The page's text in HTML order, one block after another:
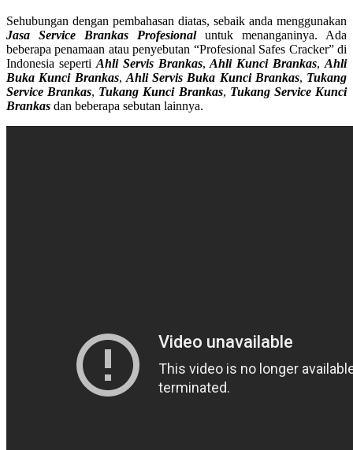
Sehubungan dengan pembahasan diatas, sebaik anda menggunakan
Jasa Service Brankas Profesionaluntuk menanganinya. Ada
beberapa penamaan atau penyebutan “Profesional Safes Cracker” di
Indonesia seperti Ahli Servis Brankas,Ahli Kunci Brankas, Ahli
Buka Kunci Brankas, Ahli Servis Buka Kunci Brankas, Tukang
Service Brankas, Tukang Kunci Brankas, Tukang Service Kunci
Brankas dan beberapa sebutan lainnya.